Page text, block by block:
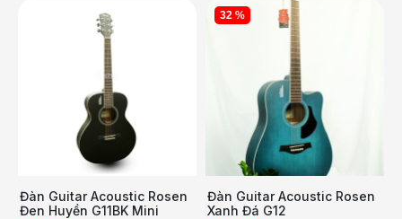
Đàn Guitar Acoustic Rosen
Đen Huyền G11BK Mini
32 %
Đàn Guitar Acoustic Rosen
Xanh Đá G12